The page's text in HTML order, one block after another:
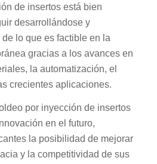
de insertos está bien
desarrollándose y
lo que es factible en la
gracias a los avances en
la automatización, el
crecientes aplicaciones.
por inyección de insertos
en el futuro,
la posibilidad de mejorar
y la competitividad de sus